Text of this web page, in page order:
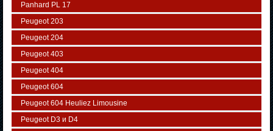
Panhard PL 17
Peugeot 203
Peugeot 204
Peugeot 403
Peugeot 404
Peugeot 604
Peugeot 604 Heuliez Limousine
Peugeot D3 и D4